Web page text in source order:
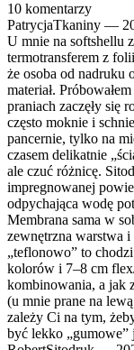
10 komentarzy
PatrycjaTkaniny —
U mnie na softshellu
termotransferem z
że osoba od nadruku
materiał.
praniach zaczęły się
często moknie i
pancernie, tylko na
czasem delikatnie
ale czuć różnicę.
impregnowanej
odpychająca wodę
Membrana sama w
zewnętrzna warstwa
„teflonowo” to
kolorów i 7–8 cm
kombinowania, a jak
(u mnie prane na
zależy Ci na tym,
być lekko „gumowe”